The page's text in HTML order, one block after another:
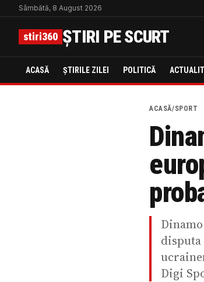
Sâmbătă, 8 August 2026
stiri360 ȘTIRI PE SCURT
ACASĂ ȘTIRILE ZILEI POLITICĂ
ACASĂ/SPORT
disputa
Digi